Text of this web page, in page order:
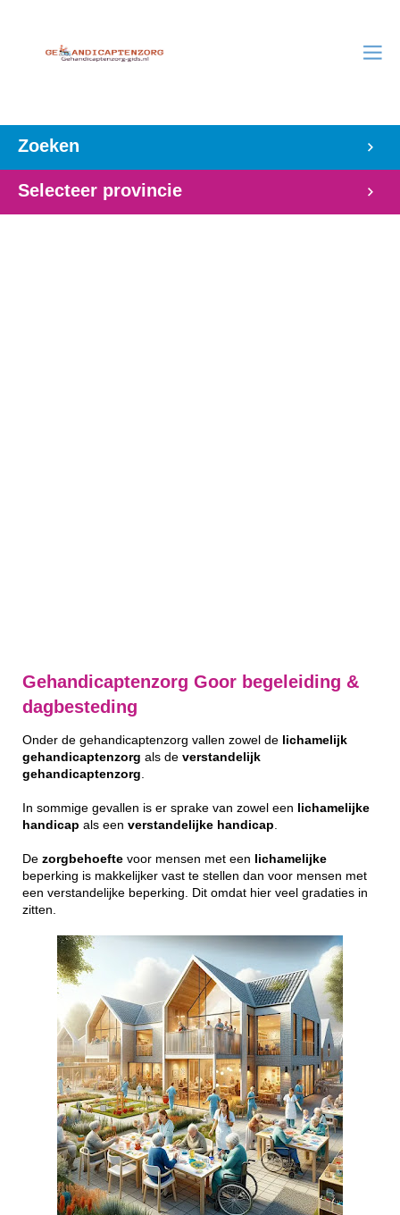
Zoeken
Selecteer provincie
Gehandicaptenzorg Goor begeleiding &
dagbesteding
Onder de gehandicaptenzorg vallen zowel de lichamelijk
gehandicaptenzorg als de verstandelijk
gehandicaptenzorg
In sommige gevallen is er sprake van zowel een lichamelijke
handicap als een verstandelijke handicap
De zorgbehoefte voor mensen met een lichamelijke
beperking is makkelijker vast te stellen dan voor mensen met
een verstandelijke beperking. Dit omdat hier veel gradaties in
zitten.